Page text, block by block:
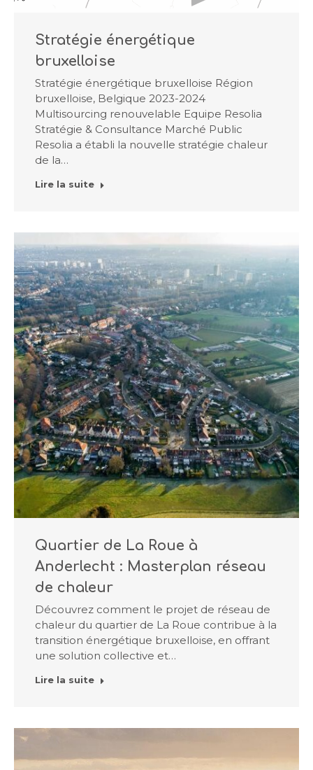
Stratégie énergétique
bruxelloise
Stratégie énergétique bruxelloise Région
bruxelloise, Belgique 2023-2024
Multisourcing renouvelable Equipe Resolia
Stratégie & Consultance Marché Public
Resolia a établi la nouvelle stratégie chaleur
de la…
Lire la suite
Quartier de La Roue à
Anderlecht : Masterplan réseau
de chaleur
Découvrez comment le projet de réseau de
chaleur du quartier de La Roue contribue à la
transition énergétique bruxelloise, en offrant
une solution collective et…
Lire la suite